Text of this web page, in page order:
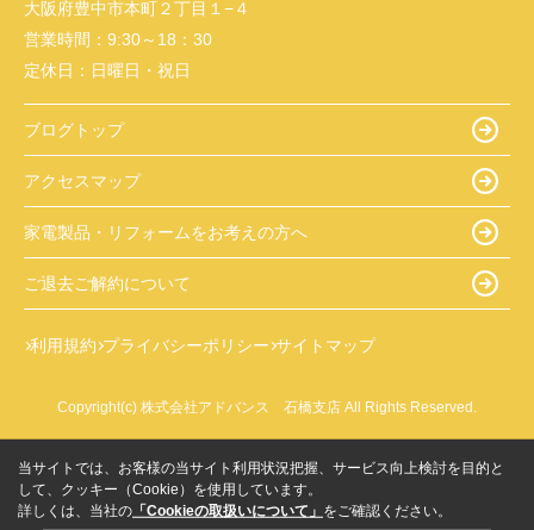
大阪府豊中市本町２丁目１−４
営業時間： 9:30～18：30
定休日： 日曜日・祝日
ブログトップ
アクセスマップ
家電製品・リフォームをお考えの方へ
ご退去ご解約について
利用規約 プライバシーポリシー サイトマップ
Copyright(c) 株式会社アドバンス 石橋支店 All Rights Reserved.
当サイトでは、お客様の当サイト利用状況把握、サービス向上検討を目的と
して、クッキー（Cookie）を使用しています。
詳しくは、当社の 「Cookieの取扱いについて」 をご確認ください。